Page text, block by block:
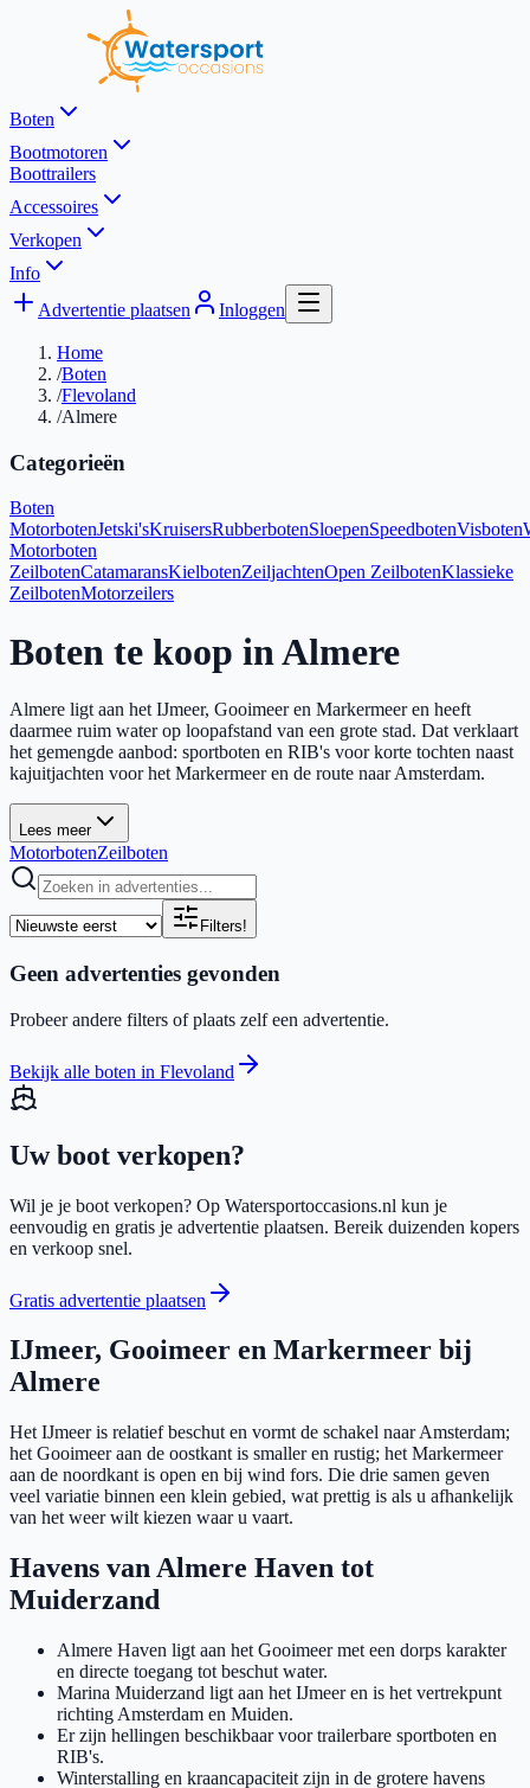
Boten
Bootmotoren
Boottrailers
Accessoires
Verkopen
Info
Advertentie plaatsen
Inloggen
Home
/Boten
/Flevoland
/Almere
Categorieën
Boten
MotorbotenJetski'sKruisersRubberbotenSloepenSpeedbotenVisboten
Motorboten
ZeilbotenCatamaransKielbotenZeiljachtenOpen ZeilbotenKlassieke
ZeilbotenMotorzeilers
Boten te koop in Almere
Almere ligt aan het IJmeer, Gooimeer en Markermeer en heeft
daarmee ruim water op loopafstand van een grote stad. Dat verklaart
het gemengde aanbod: sportboten en RIB's voor korte tochten naast
kajuitjachten voor het Markermeer en de route naar Amsterdam.
Lees meer
MotorbotenZeilboten
Filters!
Geen advertenties gevonden
Probeer andere filters of plaats zelf een advertentie.
Bekijk alle boten in Flevoland
Uwboot verkopen?
Wil je je boot verkopen? Op Watersportoccasions.nl kun je
eenvoudig en gratis je advertentie plaatsen. Bereik duizenden kopers
en verkoop snel.
Gratis advertentie plaatsen
IJmeer, Gooimeer en Markermeer bij
Almere
Het IJmeer is relatief beschut en vormt de schakel naar Amsterdam;
het Gooimeer aan de oostkant is smaller en rustig; het Markermeer
aan de noordkant is open en bij wind fors. Die drie samen geven
veel variatie binnen een klein gebied, wat prettig is als u afhankelijk
van het weer wilt kiezen waar u vaart.
Havens van Almere Haven tot
Muiderzand
Almere Haven ligt aan het Gooimeer met een dorps karakter
en directe toegang tot beschut water.
Marina Muiderzand ligt aan het IJmeer en is het vertrekpunt
richting Amsterdam en Muiden.
Er zijn hellingen beschikbaar voor trailerbare sportboten en
RIB's.
Winterstalling en kraancapaciteit zijn in de grotere havens